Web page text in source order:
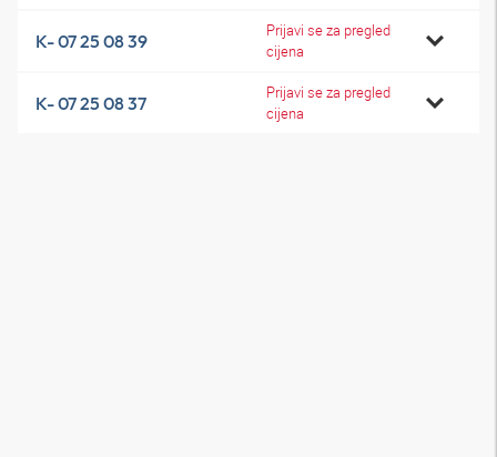
K- 07 25 08 39
Prijavi se za pregled
cijena
K- 07 25 08 37
Prijavi se za pregled
cijena